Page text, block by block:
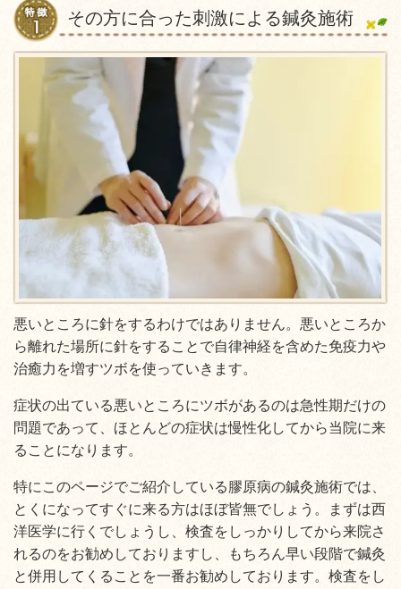
その方に合った刺激による鍼灸施術
悪いところに針をするわけではありません。悪いところか
ら離れた場所に針をすることで自律神経を含めた免疫力や
治癒力を増すツボを使っていきます。
症状の出ている悪いところにツボがあるのは急性期だけの
問題であって、ほとんどの症状は慢性化してから当院に来
ることになります。
特にこのページでご紹介している膠原病の鍼灸施術では、
とくになってすぐに来る方はほぼ皆無でしょう。まずは西
洋医学に行くでしょうし、検査をしっかりしてから来院さ
れるのをお勧めしておりますし、もちろん早い段階で鍼灸
と併用してくることを一番お勧めしております。検査をし